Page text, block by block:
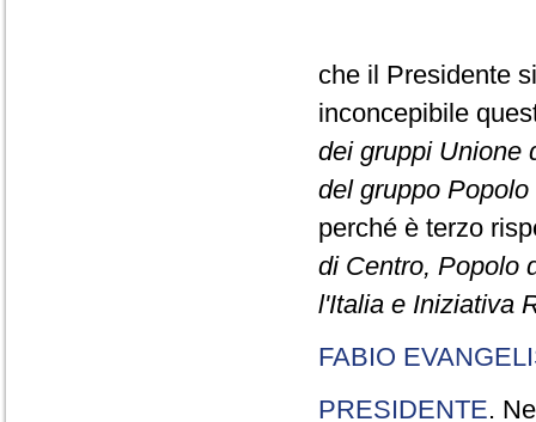
che il Presidente
inconcepibile
dei gruppi Unione
del gruppo
perché è terzo
di Centro, Popolo
l'Italia e Iniziativa
FABIO
PRESIDENTE.